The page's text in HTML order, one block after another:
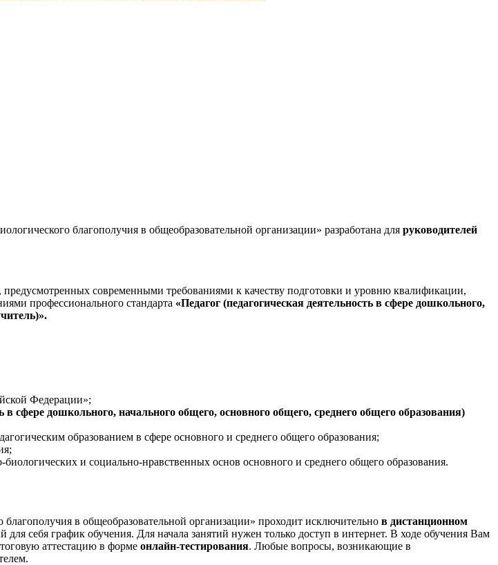
благополучия в общеобразовательной организации» разработана для руководителей
современными требованиями к качеству подготовки и уровню квалификации,
профессионального стандарта «Педагог (педагогическая деятельность в сфере дошкольного,
Федерации»;
в сфере дошкольного, начального общего, основного общего, среднего общего образования)
образованием в сфере основного и среднего общего образования;
и социально-нравственных основ основного и среднего общего образования.
в общеобразовательной организации» проходит исключительно в дистанционном
себя график обучения. Для начала занятий нужен только доступ в интернет. В ходе обучения Вам
аттестацию в форме онлайн-тестирования. Любые вопросы, возникающие в